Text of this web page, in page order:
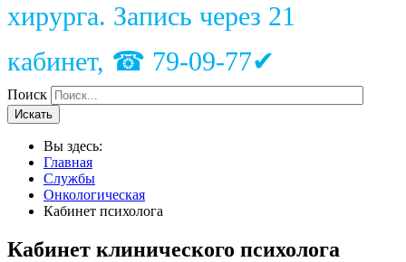
хирурга. Запись через 21
кабинет, ☎ 79-09-77✔
Поиск
Искать
Вы здесь:
Главная
Службы
Онкологическая
Кабинет психолога
Кабинет клинического психолога